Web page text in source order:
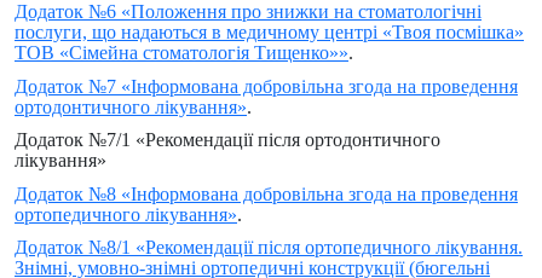
Додаток №6 «Положення про знижки на стоматологічні
послуги, що надаються в медичному центрі «Твоя посмішка»
ТОВ «Сімейна стоматологія Тищенко»».
Додаток №7 «Інформована добровільна згода на проведення
ортодонтичного лікування».
Додаток №7/1 «Рекомендації після ортодонтичного
лікування»
Додаток №8 «Інформована добровільна згода на проведення
ортопедичного лікування».
Додаток №8/1 «Рекомендації після ортопедичного лікування.
Знімні, умовно-знімні ортопедичні конструкції (бюгельні